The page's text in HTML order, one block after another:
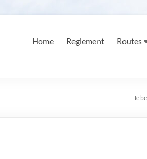
Home Reglement Routes
Je